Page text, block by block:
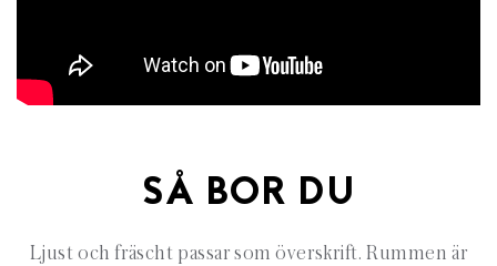
SÅ BOR DU
Ljust och fräscht passar som överskrift. Rummen är